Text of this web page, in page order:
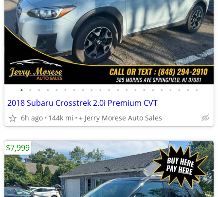
• • • • • • • • • • • • • • • • • • • • •
2018 Subaru Crosstrek 2.0i Premium CVT
6h ago 144k mi + Jerry Morese Auto Sales
$7,999